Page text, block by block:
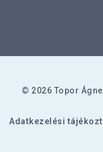
© 2026 Topor
Adatkezelési